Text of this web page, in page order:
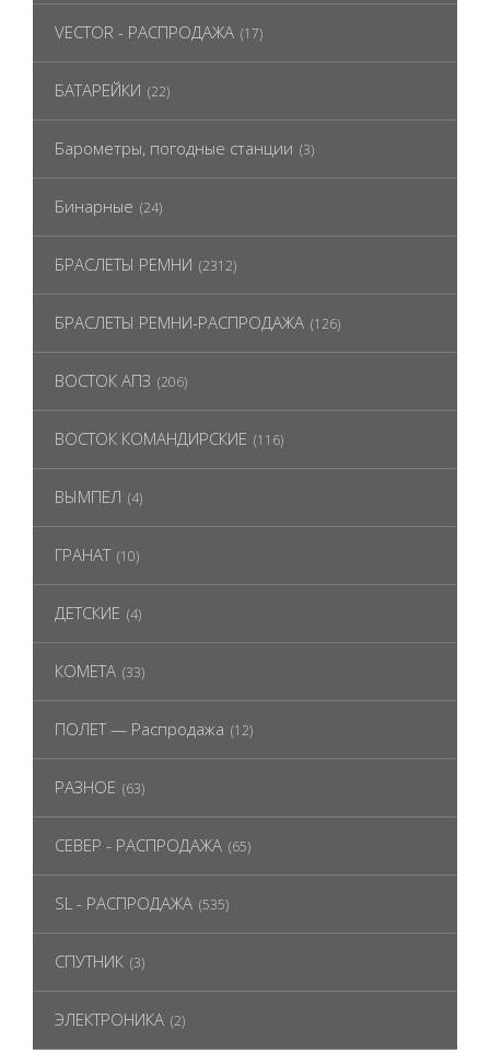
VECTOR - РАСПРОДАЖА (17)
БАТАРЕЙКИ (22)
Барометры, погодные станции (3)
Бинарные (24)
БРАСЛЕТЫ РЕМНИ (2312)
БРАСЛЕТЫ РЕМНИ-РАСПРОДАЖА (126)
ВОСТОК АПЗ (206)
ВОСТОК КОМАНДИРСКИЕ (116)
ВЫМПЕЛ (4)
ГРАНАТ (10)
ДЕТСКИЕ (4)
КОМЕТА (33)
ПОЛЕТ — Распродажа (12)
РАЗНОЕ (63)
СЕВЕР - РАСПРОДАЖА (65)
SL - РАСПРОДАЖА (535)
СПУТНИК (3)
ЭЛЕКТРОНИКА (2)